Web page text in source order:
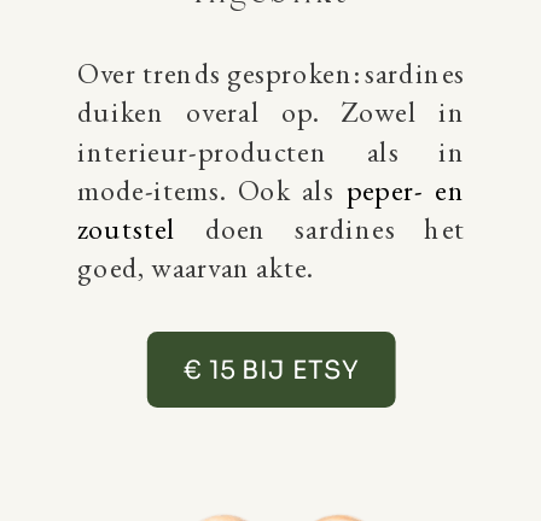
Over trends gesproken: sardines
duiken overal op. Zowel in
interieur-producten als in
mode-items. Ook als peper- en
zoutstel doen sardines het
goed, waarvan akte.
€ 15 BIJ ETSY